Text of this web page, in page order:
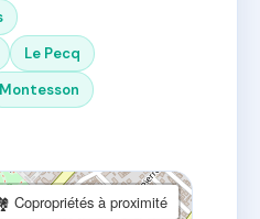
Le Pecq
Montesson
Copropriétés à proximité